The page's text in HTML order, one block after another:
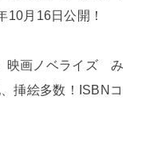
10月16日公開！
映画ノベライズ み
挿絵多数！ISBNコ